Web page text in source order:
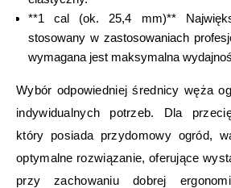
**1 cal (ok. 25,4 mm)**
stosowany w zastosowaniach
wymagana jest maksymalna
Wybór odpowiedniej średnicy węża
indywidualnych potrzeb. Dla
który posiada przydomowy ogród,
optymalne rozwiązanie, oferujące
przy zachowaniu dobrej